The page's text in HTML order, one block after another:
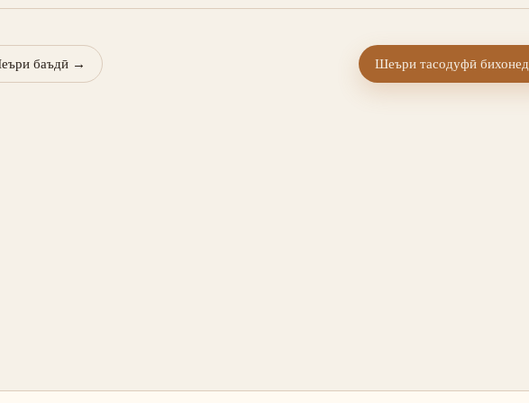
баъдӣ → Шеъри тасодуфӣ бихонед